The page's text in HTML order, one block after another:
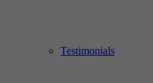
Testimonials